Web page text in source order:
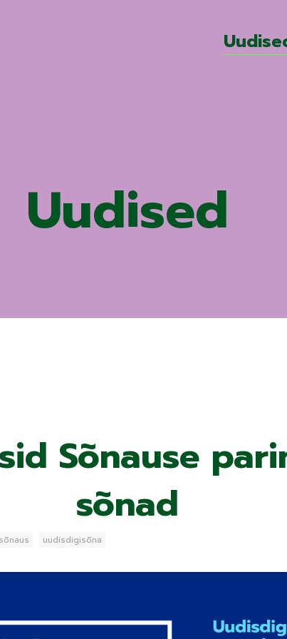
Uudised
Sõnause
sõnad
sõnaus uudisdigisõna